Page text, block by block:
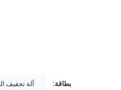
بطاقة: آلة تجفيف البلاستيك